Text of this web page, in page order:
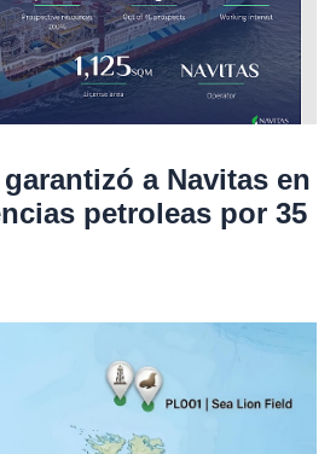
a Navitas en
petroleas por 35